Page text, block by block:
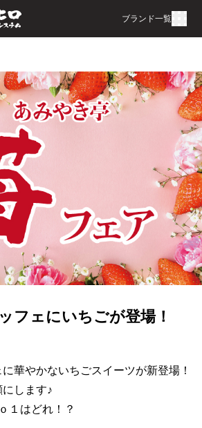
ブランド一覧
フェにいちごが登場！
華やかないちごスイーツが新登場！
します♪
１はどれ！？